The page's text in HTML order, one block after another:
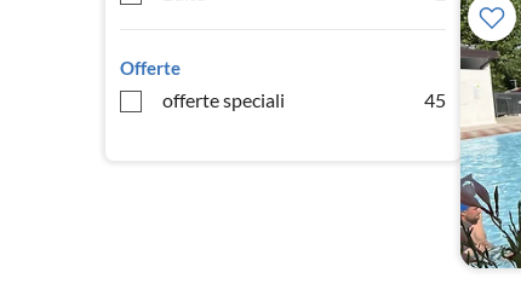
Offerte
offerte speciali 45